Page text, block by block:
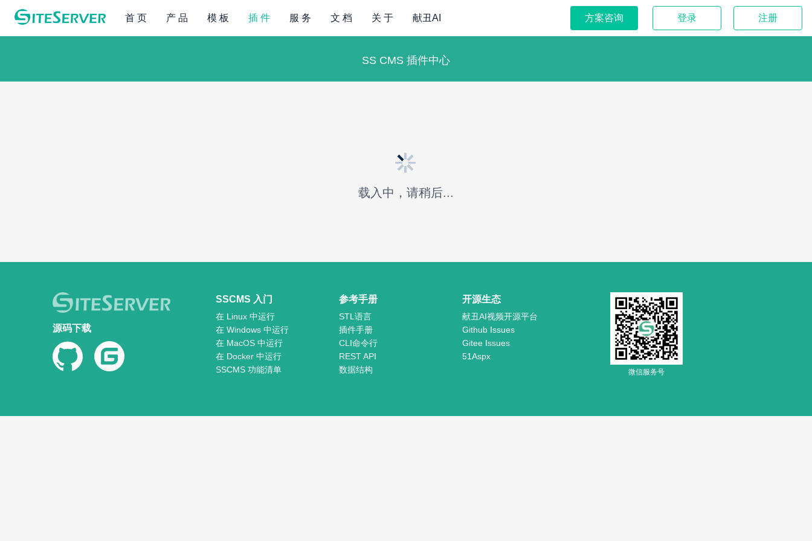
首 页 产 品 模 板 插 件 服 务 文 档 关 于 献丑AI 方案咨询 登录 注册
SS CMS 插件中心
载入中，请稍后...
源码下载
SSCMS 入门
在 Linux 中运行
在 Windows 中运行
在 MacOS 中运行
在 Docker 中运行
SSCMS 功能清单
参考手册
STL语言
插件手册
CLI命令行
REST API
数据结构
开源生态
献丑AI视频开源平台
Github Issues
Gitee Issues
51Aspx
微信服务号